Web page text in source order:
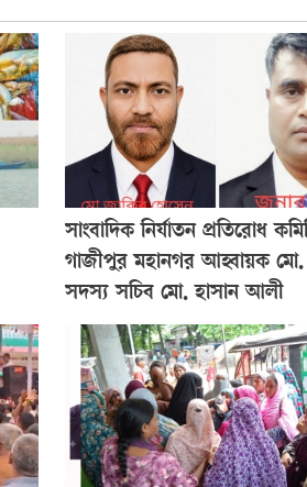
সাংবাদিক নির্যাতন প্রতিরোধ
গাজীপুর মহানগর আহ্বায়ক মো.
সদস্য সচিব মো. হাসান আলী